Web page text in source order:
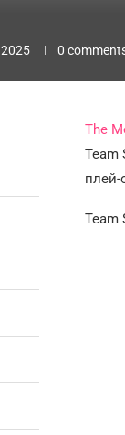
2025 0
The
Team
плей-
Team